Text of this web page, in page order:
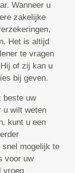
Wanneer u
zakelijke
Het is altijd
te vragen
of zij kan u
bij geven.
beste uw
u wilt weten
kunt u een
snel mogelijk te
voor uw
vroeg